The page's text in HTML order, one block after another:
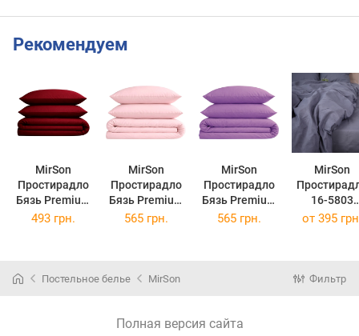
Рекомендуем
MirSon
Простирадло
Бязь Premium
19-1655
MirSon
Простирадло
Бязь Premium
11-2409 Elma
MirSon
Простирадло
Бязь Premium
16-3310
MirSon
16-5803
Geronimo
493 грн. 565 грн. 565 грн. от 395
Постельное белье MirSon Фильтр
Полная версия сайта